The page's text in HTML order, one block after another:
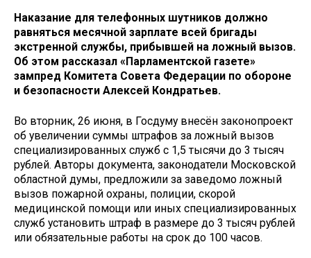
Наказание для телефонных шутников должно
равняться месячной зарплате всей бригады
экстренной службы, прибывшей на ложный вызов.
Об этом рассказал «Парламентской газете»
зампред Комитета Совета Федерации по обороне
и безопасности Алексей Кондратьев.
Во вторник, 26 июня, в Госдуму внесён законопроект
об увеличении суммы штрафов за ложный вызов
специализированных служб с 1,5 тысячи до 3 тысяч
рублей. Авторы документа, законодатели Московской
областной думы, предложили за заведомо ложный
вызов пожарной охраны, полиции, скорой
медицинской помощи или иных специализированных
служб установить штраф в размере до 3 тысяч рублей
или обязательные работы на срок до 100 часов.